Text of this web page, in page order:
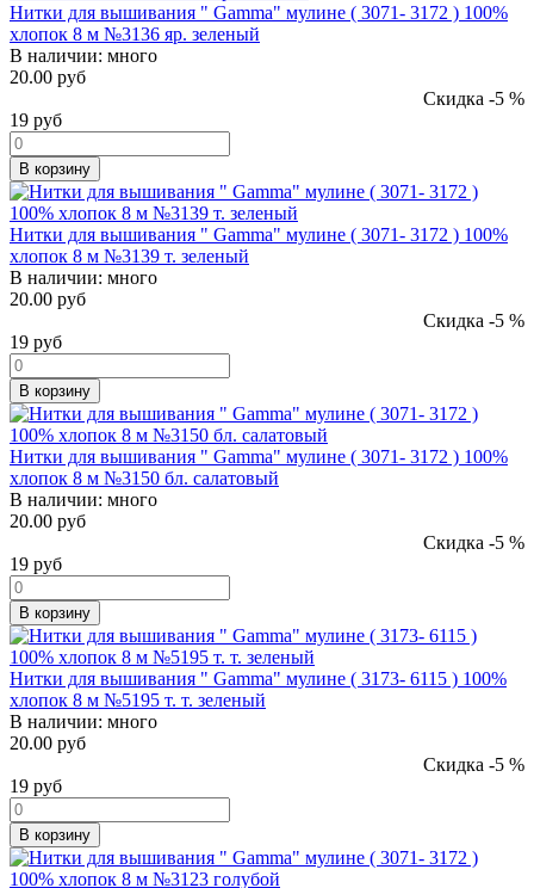
Нитки для вышивания " Gamma" мулине ( 3071- 3172 ) 100%
хлопок 8 м №3136 яр. зеленый
В наличии: много
20.00 руб
Скидка -5 %
19 руб
В корзину
Нитки для вышивания " Gamma" мулине ( 3071- 3172 ) 100%
хлопок 8 м №3139 т. зеленый
В наличии: много
20.00 руб
Скидка -5 %
19 руб
В корзину
Нитки для вышивания " Gamma" мулине ( 3071- 3172 ) 100%
хлопок 8 м №3150 бл. салатовый
В наличии: много
20.00 руб
Скидка -5 %
19 руб
В корзину
Нитки для вышивания " Gamma" мулине ( 3173- 6115 ) 100%
хлопок 8 м №5195 т. т. зеленый
В наличии: много
20.00 руб
Скидка -5 %
19 руб
В корзину